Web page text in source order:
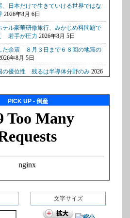
PICK UP - 倒産
文字サイズ